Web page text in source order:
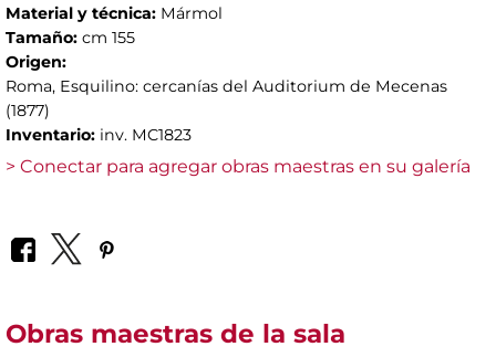
Material y técnica: Mármol
Tamaño: cm 155
Origen:
Roma, Esquilino: cercanías del Auditorium de Mecenas
(1877)
Inventario: inv. MC1823
> Conectar para agregar obras maestras en su galería
Obras maestras de la sala